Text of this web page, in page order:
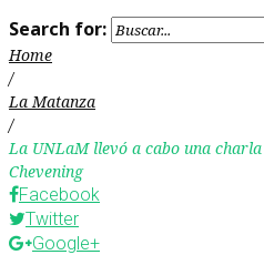
Search for:
Home
/
La Matanza
/
La UNLaM llevó a cabo una
Chevening
Facebook
Twitter
Google+